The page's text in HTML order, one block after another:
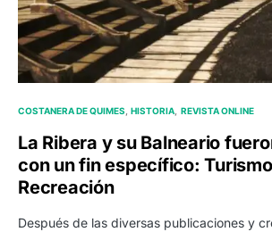
COSTANERA DE QUIMES HISTORIA REVISTA ONLINE
La Ribera y su Balneario
con un fin específico:
Recreación
Después de las diversas publicaciones y